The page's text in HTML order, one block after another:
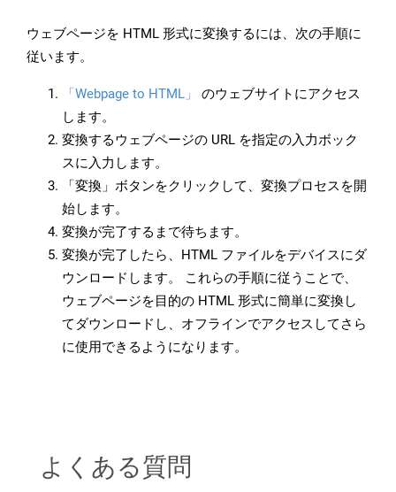
ウェブページを HTML 形式に変換するには、次の手順に
従います。
「Webpage to HTML」
のウェブサイトにアクセス
します。
変換するウェブページの URL を指定の入力ボック
スに入力します。
「変換」ボタンをクリックして、変換プロセスを開
始します。
変換が完了するまで待ちます。
変換が完了したら、HTML ファイルをデバイスにダ
ウンロードします。 これらの手順に従うことで、
ウェブページを目的の HTML 形式に簡単に変換し
てダウンロードし、オフラインでアクセスしてさら
に使用できるようになります。
よくある質問